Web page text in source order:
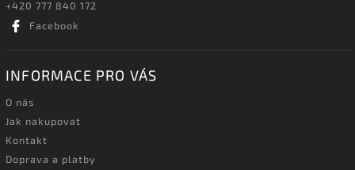
+420 777 840 172
Facebook
INFORMACE PRO VÁS
O nás
Jak nakupovat
Kontakt
Doprava a platby